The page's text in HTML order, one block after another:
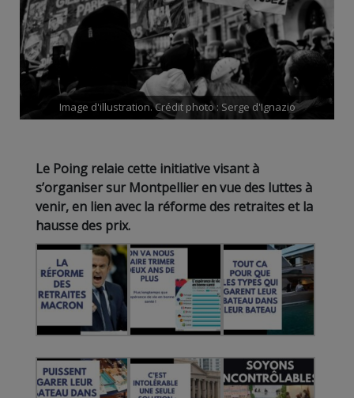
Image d'illustration. Crédit photo : Serge d'Ignazio
Le Poing relaie cette initiative visant à
s’organiser sur Montpellier en vue des luttes à
venir, en lien avec la réforme des retraites et la
hausse des prix.